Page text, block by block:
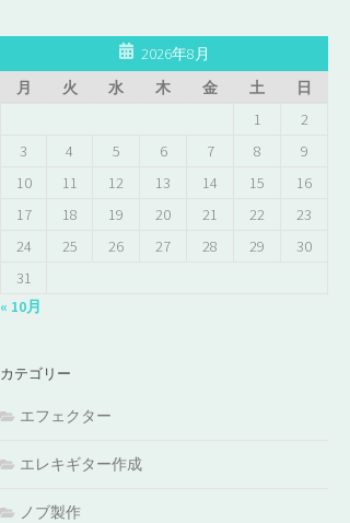
2026年8月
月
火 水 木 金 土
日
1
2
3
4 5 6 7 8
9
10
11 12 13 14 15
16
17
18 19 20 21 22
23
24
25 26 27 28 29
30
31
« 10月
カテゴリー
エフェクター
エレキギター作成
ノブ製作